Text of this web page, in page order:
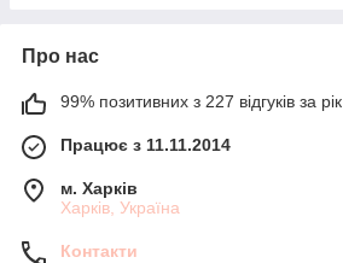
Про нас
99% позитивних з 227 відгуків за рік
Працює з 11.11.2014
м. Харків
Харків, Україна
Контакти